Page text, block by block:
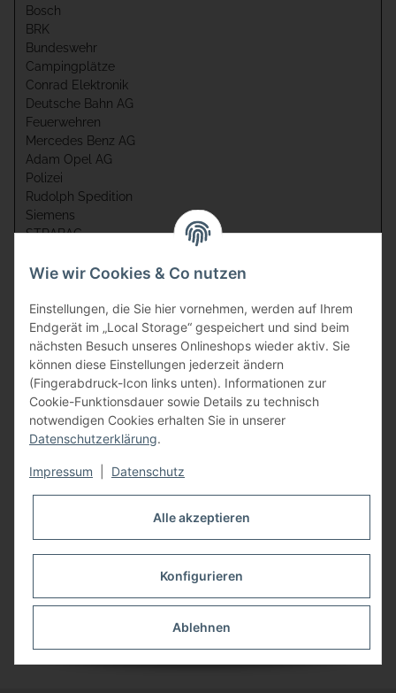
Bosch
BRK
Bundeswehr
Campingplätze
Conrad Elektronik
Deutsche Bahn AG
Feuerwehren
Mercedes Benz AG
Adam Opel AG
Polizei
Rudolph Spedition
Siemens
STRABAG
Info - Artikel
Wie wir Cookies & Co nutzen
Einstellungen, die Sie hier vornehmen, werden auf Ihrem
Endgerät im „Local Storage“ gespeichert und sind beim
nächsten Besuch unseres Onlineshops wieder aktiv. Sie
können diese Einstellungen jederzeit ändern
(Fingerabdruck-Icon links unten). Informationen zur
Cookie-Funktionsdauer sowie Details zu technisch
notwendigen Cookies erhalten Sie in unserer
Datenschutzerklärung.
Impressum Datenschutz
Alle akzeptieren
Konfigurieren
Ablehnen